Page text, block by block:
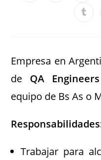
Empresa en
de QA
equipo de Bs As o
Trabajar para